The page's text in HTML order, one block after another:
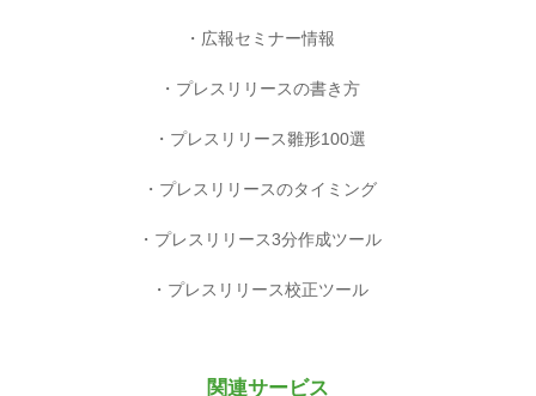
広報セミナー情報
プレスリリースの書き方
プレスリリース雛形100選
プレスリリースのタイミング
プレスリリース3分作成ツール
プレスリリース校正ツール
関連サービス